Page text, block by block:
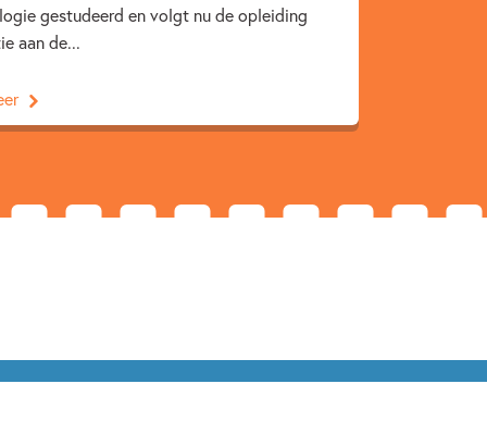
gestudeerd en volgt nu de opleiding
aan de...